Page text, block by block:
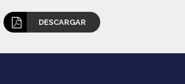
DESCARGAR